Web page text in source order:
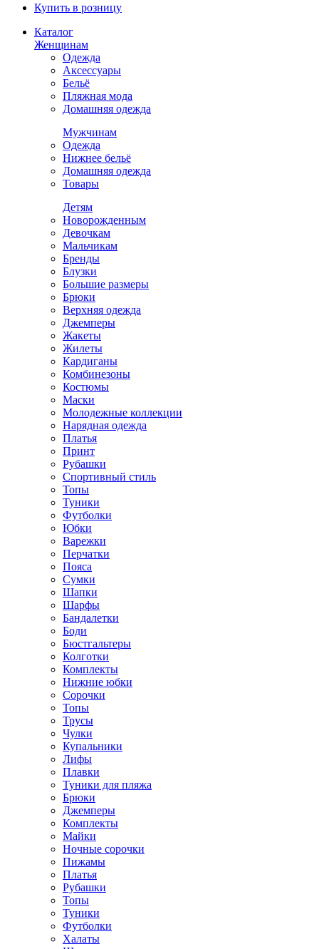
Купить в розницу
Каталог
Женщинам
Одежда
Аксессуары
Бельё
Пляжная мода
Домашняя одежда
Мужчинам
Одежда
Нижнее бельё
Домашняя одежда
Товары
Детям
Новорожденным
Девочкам
Мальчикам
Бренды
Блузки
Большие размеры
Брюки
Верхняя одежда
Джемперы
Жакеты
Жилеты
Кардиганы
Комбинезоны
Костюмы
Маски
Молодежные коллекции
Нарядная одежда
Платья
Принт
Рубашки
Спортивный стиль
Топы
Туники
Футболки
Юбки
Варежки
Перчатки
Пояса
Сумки
Шапки
Шарфы
Бандалетки
Боди
Бюстгальтеры
Колготки
Комплекты
Нижние юбки
Сорочки
Топы
Трусы
Чулки
Купальники
Лифы
Плавки
Туники для пляжа
Брюки
Джемперы
Комплекты
Майки
Ночные сорочки
Пижамы
Платья
Рубашки
Топы
Туники
Футболки
Халаты